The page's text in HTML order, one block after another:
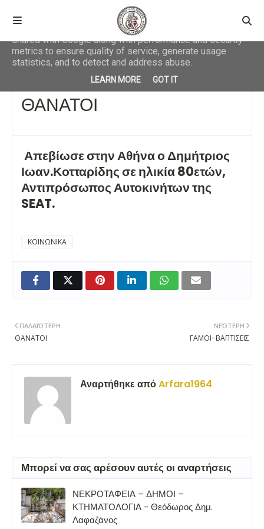
ΘΑΝΑΤΟΙ
Απεβίωσε στην Αθήνα ο Δημήτριος
Ιωαν.Κοτταρίδης σε ηλικία 80ετών,
Αντιπρόσωπος Αυτοκινήτων της
SEAT.
ΚΟΙΝΩΝΙΚΑ
ΝΕΌΤΕΡΗ
ΓΑΜΟΙ-ΒΑΠΤΙΣΕΙΣ
ΠΑΛΑΙΌΤΕΡΗ
ΘΑΝΑΤΟΙ
Αναρτήθηκε απόArfara1964
Μπορεί να σας αρέσουν αυτές οι αναρτήσεις
ΝΕΚΡΟΤΑΦΕΙΑ – ΔΗΜΟΙ –
ΚΤΗΜΑΤΟΛΟΓΙΑ - Θεόδωρος Δημ.
Λαφαζάνος
This site uses cookies from Google to deliver its services
and to analyze traffic. Your IP address and user-agent are
shared with Google along with performance and security
metrics to ensure quality of service, generate usage
statistics, and to detect and address abuse.
LEARN MORE GOT IT